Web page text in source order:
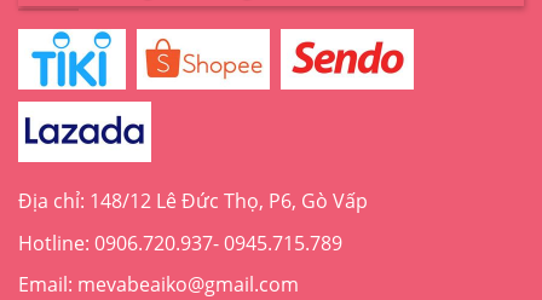
Địa chỉ: 148/12 Lê Đức Thọ, P6, Gò Vấp
Hotline: 0906.720.937- 0945.715.789
Email: mevabeaiko@gmail.com